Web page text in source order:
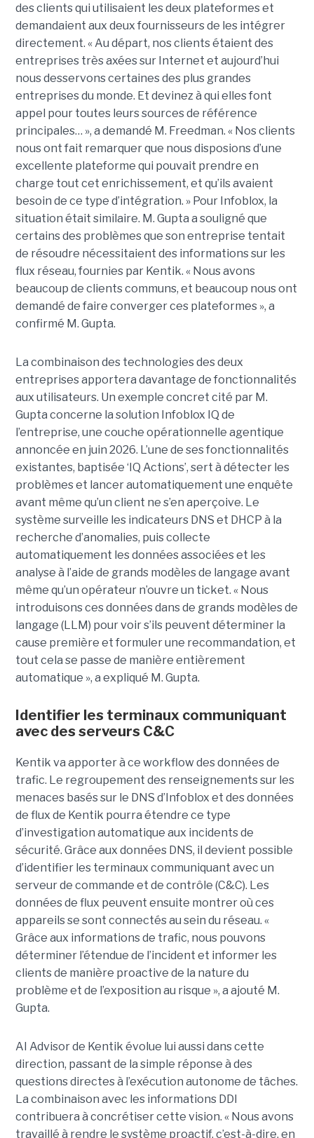
des clients qui utilisaient les deux plateformes et
demandaient aux deux fournisseurs de les intégrer
directement. « Au départ, nos clients étaient des
entreprises très axées sur Internet et aujourd’hui
nous desservons certaines des plus grandes
entreprises du monde. Et devinez à qui elles font
appel pour toutes leurs sources de référence
principales… », a demandé M. Freedman. « Nos clients
nous ont fait remarquer que nous disposions d’une
excellente plateforme qui pouvait prendre en
charge tout cet enrichissement, et qu’ils avaient
besoin de ce type d’intégration. » Pour Infoblox, la
situation était similaire. M. Gupta a souligné que
certains des problèmes que son entreprise tentait
de résoudre nécessitaient des informations sur les
flux réseau, fournies par Kentik. « Nous avons
beaucoup de clients communs, et beaucoup nous ont
demandé de faire converger ces plateformes », a
confirmé M. Gupta.
La combinaison des technologies des deux
entreprises apportera davantage de fonctionnalités
aux utilisateurs. Un exemple concret cité par M.
Gupta concerne la solution Infoblox IQ de
l’entreprise, une couche opérationnelle agentique
annoncée en juin 2026. L’une de ses fonctionnalités
existantes, baptisée ‘IQ Actions’, sert à détecter les
problèmes et lancer automatiquement une enquête
avant même qu’un client ne s’en aperçoive. Le
système surveille les indicateurs DNS et DHCP à la
recherche d’anomalies, puis collecte
automatiquement les données associées et les
analyse à l’aide de grands modèles de langage avant
même qu’un opérateur n’ouvre un ticket. « Nous
introduisons ces données dans de grands modèles de
langage (LLM) pour voir s’ils peuvent déterminer la
cause première et formuler une recommandation, et
tout cela se passe de manière entièrement
automatique », a expliqué M. Gupta.
Identifier les terminaux communiquant
avec des serveurs C&C
Kentik va apporter à ce workflow des données de
trafic. Le regroupement des renseignements sur les
menaces basés sur le DNS d’Infoblox et des données
de flux de Kentik pourra étendre ce type
d’investigation automatique aux incidents de
sécurité. Grâce aux données DNS, il devient possible
d’identifier les terminaux communiquant avec un
serveur de commande et de contrôle (C&C). Les
données de flux peuvent ensuite montrer où ces
appareils se sont connectés au sein du réseau. «
Grâce aux informations de trafic, nous pouvons
déterminer l’étendue de l’incident et informer les
clients de manière proactive de la nature du
problème et de l’exposition au risque », a ajouté M.
Gupta.
AI Advisor de Kentik évolue lui aussi dans cette
direction, passant de la simple réponse à des
questions directes à l’exécution autonome de tâches.
La combinaison avec les informations DDI
contribuera à concrétiser cette vision. « Nous avons
travaillé à rendre le système proactif, c’est-à-dire, en